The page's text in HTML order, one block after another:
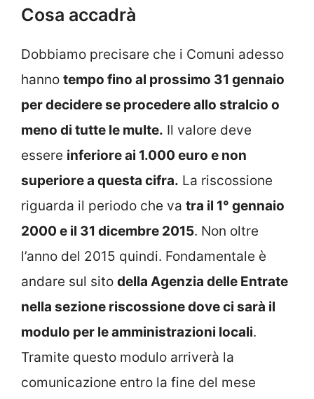
Cosa accadrà
Dobbiamo precisare che i Comuni adesso
hanno tempo fino al prossimo 31 gennaio
per decidere se procedere allo stralcio o
meno di tutte le multe. Il valore deve
essere inferiore ai 1.000 euro e non
superiore a questa cifra. La riscossione
riguarda il periodo che va tra il 1° gennaio
2000 e il 31 dicembre 2015. Non oltre
l’anno del 2015 quindi. Fondamentale è
andare sul sito della Agenzia delle Entrate
nella sezione riscossione dove ci sarà il
modulo per le amministrazioni locali.
Tramite questo modulo arriverà la
comunicazione entro la fine del mese